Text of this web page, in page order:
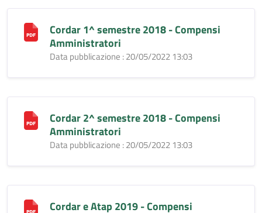
Cordar 1^ semestre 2018 - Compensi
Amministratori
Data pubblicazione : 20/05/2022 13:03
Cordar 2^ semestre 2018 - Compensi
Amministratori
Data pubblicazione : 20/05/2022 13:03
Cordar e Atap 2019 - Compensi